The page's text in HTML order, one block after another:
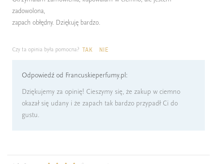
zadowolona,
zapach obłędny. Dziękuję bardzo.
Czy ta opinia była pomocna? TAK NIE
Odpowiedź od Francuskieperfumy.pl:
Dziękujemy za opinię! Cieszymy się, że zakup w ciemno
okazał się udany i że zapach tak bardzo przypadł Ci do
gustu.